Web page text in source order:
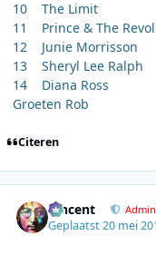
10 The Limit
11 Prince & The
12 Junie
13 Sheryl Lee
14 Diana
Groeten Rob
Citeren
Vincent
Geplaatst20 mei